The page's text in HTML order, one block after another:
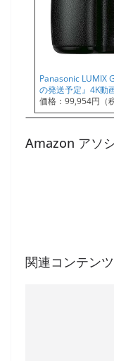
Panasonic LUMIX
の発送予定』4K動
価格：99,954円（
Amazon アソ
関連コンテンツ